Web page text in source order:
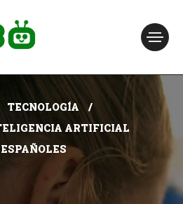
TECNOLOGÍA
ARTIFICIAL